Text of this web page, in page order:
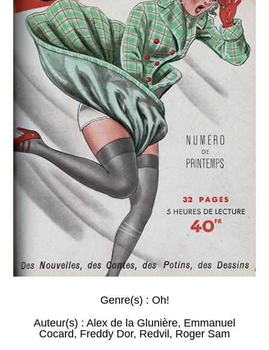
Genre(s) : Oh!
Auteur(s) : Alex de la Glunière, Emmanuel
Cocard, Freddy Dor, Redvil , Roger Sam